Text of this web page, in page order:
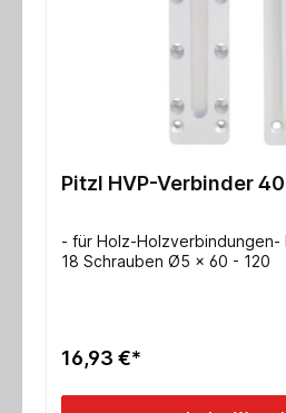
Pitzl HVP-Verbinder
- für Holz-Holzverbindungen-
18 Schrauben Ø5 x 60 - 120
16,93 €*